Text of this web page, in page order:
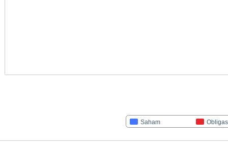
Saham